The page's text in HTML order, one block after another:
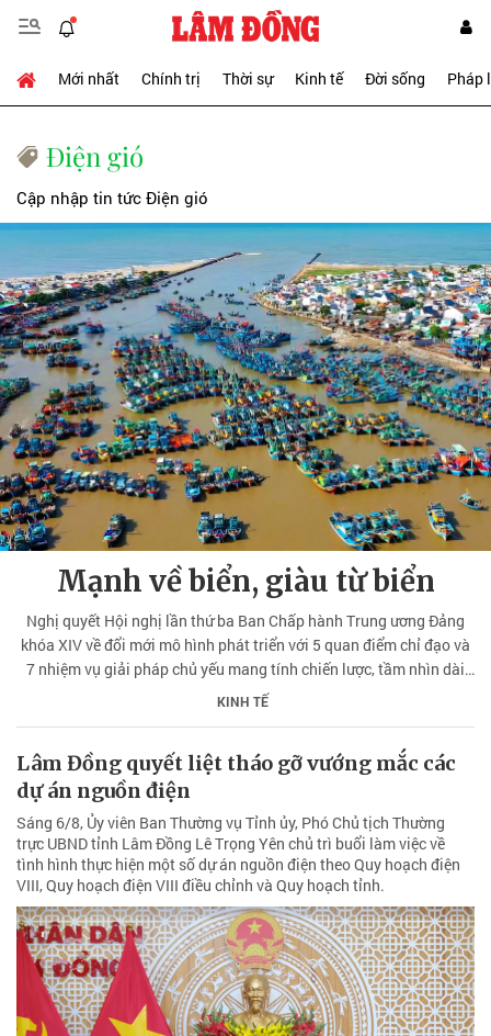
Mới nhất Chính trị Thời sự Kinh tế Đời sống Pháp
Điện gió
Cập nhập tin tức Điện gió
Mạnh về biển, giàu từ biển
Nghị quyết Hội nghị lần thứ ba Ban Chấp hành Trung ương Đảng
khóa XIV về đổi mới mô hình phát triển với 5 quan điểm chỉ đạo và
7 nhiệm vụ giải pháp chủ yếu mang tính chiến lược, tầm nhìn dài
hạn, bao trùm, nhằm hiện thực hóa khát vọng, đưa Việt Nam trở
KINH TẾ
Lâm Đồng quyết liệt tháo gỡ vướng mắc các
dự án nguồn điện
Sáng 6/8, Ủy viên Ban Thường vụ Tỉnh ủy, Phó Chủ tịch Thường
trực UBND tỉnh Lâm Đồng Lê Trọng Yên chủ trì buổi làm việc về
tình hình thực hiện một số dự án nguồn điện theo Quy hoạch điện
VIII, Quy hoạch điện VIII điều chỉnh và Quy hoạch tỉnh.